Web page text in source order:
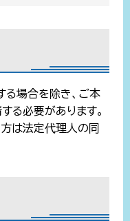
場合を除き、ご本
る必要があります。
は法定代理人の同